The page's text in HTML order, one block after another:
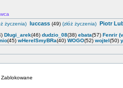
życzenia) luccass (49) (złóż życzenia) Piotr
Długi_arek(46) dudzio_08(38) ebata(57) Fenrir
(45) wHereISmyBRa(40) WOGO(52) wojtel(50)
Zablokowane